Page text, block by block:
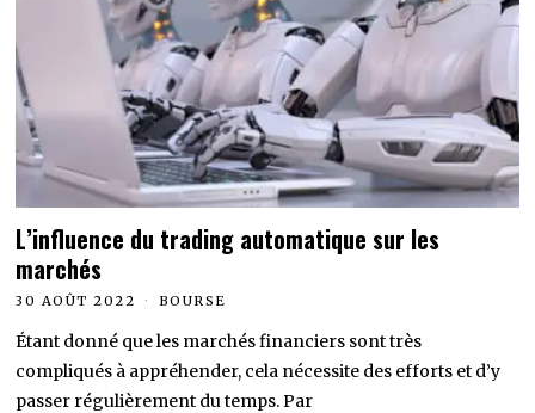
L’influence du trading automatique sur les
marchés
30 AOÛT 2022 BOURSE
Étant donné que les marchés financiers sont très
compliqués à appréhender, cela nécessite des efforts et d’y
passer régulièrement du temps. Par